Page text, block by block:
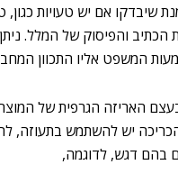
על מנת שיבדקו אם יש
והפיסוק של המלל.
המשפט אליו התכוון
האריזה הגרפית של
יש להשתמש בתעוזה,
בהם דגש, לדוגמה,